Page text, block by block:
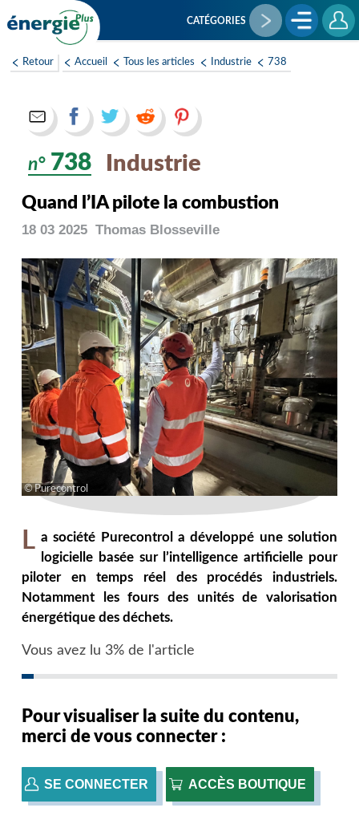
au
CATÉGORIES
Retour Accueil Tous les articles Industrie 738
n° 738 Industrie
Quand l’IA pilote la combustion
18 03 2025 Thomas Blosseville
Purecontrol
L a société Purecontrol a développé une solution
logicielle basée sur l’intelligence artificielle pour
piloter en temps réel des procédés industriels.
Notamment les fours des unités de valorisation
énergétique des déchets.
Vous avez lu 3% de l'article
Pour visualiser la suite du contenu,
merci de vous connecter :
SE CONNECTER ACCÈS BOUTIQUE